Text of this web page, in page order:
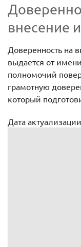
внесение
Доверенность на
выдается от
полномочий
грамотную
который
Дата